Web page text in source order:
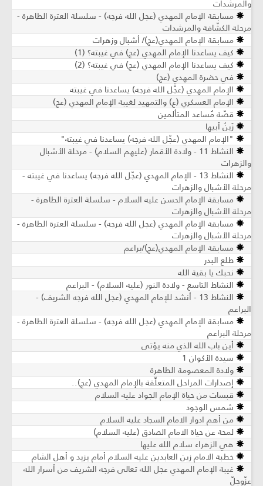
والمرشدات
مسابقة الإمام المهدي (عجل الله فرجه) - سلسلة العترة الطاهرة -
مرحلة الكشّافة والمرشدات
مسابقة الإمام المهدي(عج)/ أشبال وزهرات
كيف يساعدنا الإمام المهدي (عج) في غيبته؟ (1)
كيف يساعدنا الإمام المهدي (عج) في غيبته؟ (2)
في حضرة المهدي (عج)
الإمام المهدي (عجَّل الله فرجه) يساعدنا في غيبته
الإمام العسكري (ع) والتمهيد لغيبة الإمام المهدي (عج)
قصّة مُساعد المتألمين
زَينُ أبيها
"الإمام المهدي (عجّل الله فرجه) يساعدنا في غيبته"
النشاط 11 - ولادة الأقمار (عليهم السلام) - مرحلة الأشبال
والزهرات
النشاط 13 - الإمام المهدي (عجّل الله فرجه) يساعدنا في غيبته -
مرحلة الأشبال والزهرات
مسابقة الإمام الحسن عليه السلام - سلسلة العترة الطاهرة -
مرحلة الأشبال والزهرات
مسابقة الإمام المهدي (عجل الله فرجه) - سلسلة العترة الطاهرة -
مرحلة الأشبال والزهرات
مسابقة الإمام المهدي(عج)/براعم
طلع البدر
نحبك يا بقية الله
النشاط التاسع - ولادة النور (عليه السلام) - البراعم
النشاط 13 - أنشد للإمام المهدي (عجل الله فرجه الشريف) -
البراعم
مسابقة الإمام المهدي (عجل الله فرجه) - سلسلة العترة الطاهرة -
مرحلة البراعم
أين باب الله الذي منه يؤتى
سيدة الأكوان 1
ولادة المعصومة الطاهرة
إصدارات المراحل المتعلِّقة بالإمام المهدي (عج)..
قبسات من حياة الإمام الجواد عليه السلام
شمس الوجود
من أهم ادوار الامام السجاد عليه السلام
لمحة عن حياة الامام الصادق (عليه السلام)
هي الزهراء سلام الله عليها
خطبة الامام زين العابدين عليه السلام أمام يزيد و أهل الشام
غيبة الإمام المهدي عجل الله تعالى فرجه الشريف من أسرار الله
عزّوجلّ